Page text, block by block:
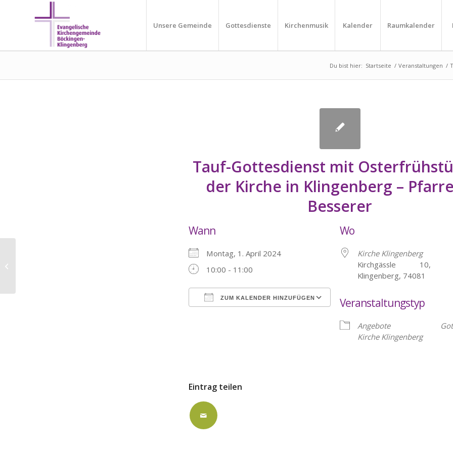
Unsere Gemeinde Gottesdienste Kirchenmusik Kalender Raumkalender
Du bist hier: Startseite / Veranstaltungen /
Tauf-Gottesdienst mit
der Kirche in Klingenberg –
Besserer
Wann
Montag, 1. April 2024
10:00 - 11:00
ZUM KALENDER HINZUFÜGEN
Wo
Kirche Klingenberg
Kirchgässle 10,
Klingenberg, 74081
Veranstaltungstyp
Angebote
Kirche Klingenberg
Eintrag teilen